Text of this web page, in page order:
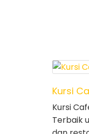
Kursi
Kursi
Terbaik